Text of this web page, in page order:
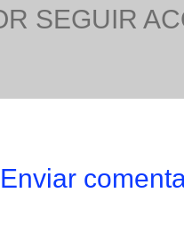
SEGUIR
Enviar